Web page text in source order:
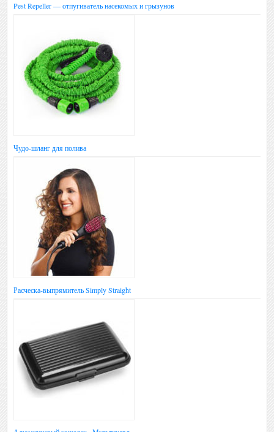
Pest Repeller — отпугиватель насекомых и грызунов
Чудо-шланг для полива
Расческа-выпрямитель Simply Straight